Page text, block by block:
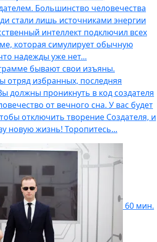
Большинство человечества
стали лишь источниками энергии
интеллект подключил всех
которая симулирует обычную
надежды уже нет...
бывают свои изъяны.
отряд избранных, последняя
должны проникнуть в код создателя
от вечного сна. У вас будет
отключить творение Создателя, и
новую жизнь! Торопитесь...
60 мин.